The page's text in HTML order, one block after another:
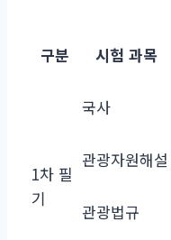
구분 시험 과목
1차 필
기
국사
관광자원해설
관광법규